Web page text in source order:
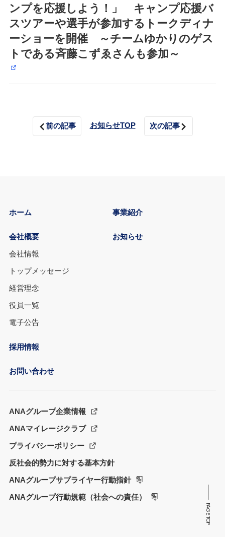
ンプを応援しよう！」 キャンプ応援バ
スツアーや選手が参加するトークディナ
ーショーを開催 ～チームゆかりのゲス
トである斉藤こずゑさんも参加～
前の記事 お知らせTOP 次の記事
PAGE TOP
ホーム
会社概要
会社情報
トップメッセージ
経営理念
役員一覧
電子公告
事業紹介
お知らせ
採用情報
お問い合わせ
ANAグループ企業情報
ANAマイレージクラブ
プライバシーポリシー
反社会的勢力に対する基本方針
ANAグループサプライヤー行動指針
ANAグループ行動規範（社会への責任）